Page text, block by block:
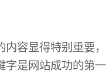
内容显得特别重要
字是网站成功的第